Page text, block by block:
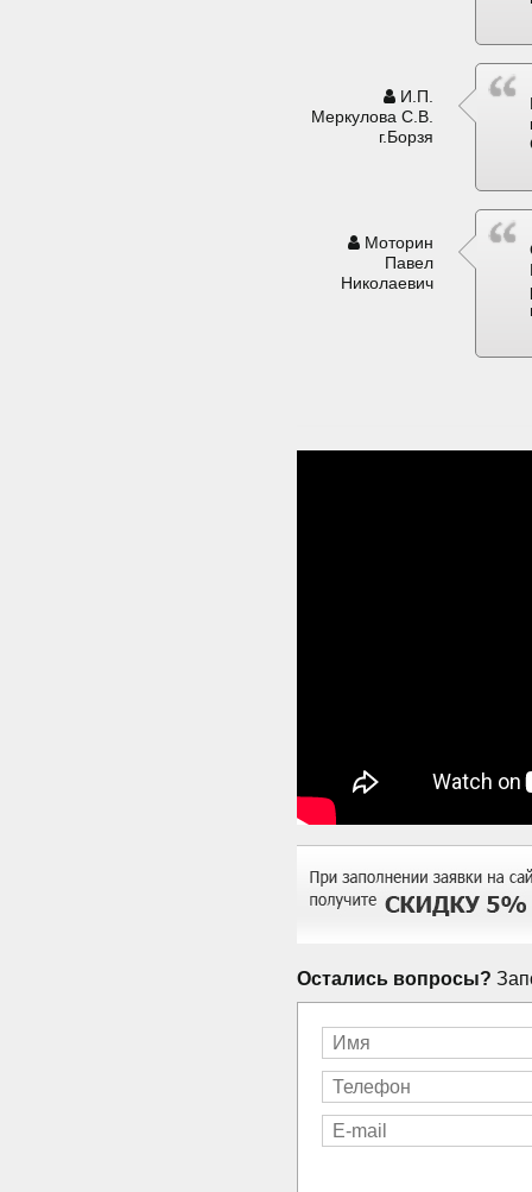
И.П.
Меркулова С.В.
г.Борзя
Моторин
Павел
Николаевич
Остались вопросы?